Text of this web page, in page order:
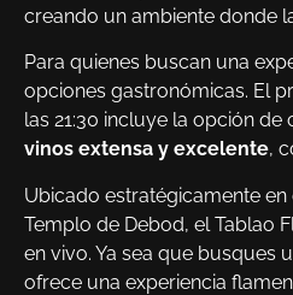
creando un ambiente donde
Para quienes buscan una
opciones gastronómicas. El
las 21:30 incluye la opción
vinos extensa y excelente,
Ubicado estratégicamente
Templo de Debod, el Tablao
en vivo. Ya sea que busques
ofrece una experiencia